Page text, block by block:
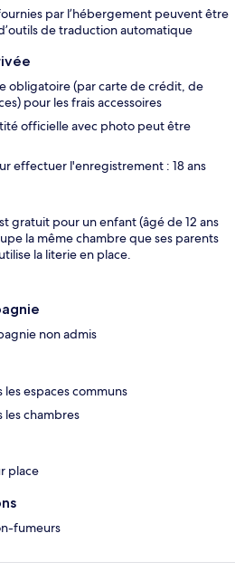
par l’hébergement peuvent être
de traduction automatique
obligatoire (par carte de crédit, de
pour les frais accessoires
officielle avec photo peut être
effectuer l'enregistrement : 18 ans
gratuit pour un enfant (âgé de 12 ans
la même chambre que ses parents
la literie en place.
non admis
espaces communs
les chambres
place
fumeurs